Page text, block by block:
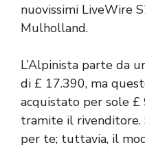
nuovissimi LiveWire
Mulholland.
L’Alpinista parte da
di £ 17.390, ma
acquistato per sole £
tramite il rivenditore.
per te; tuttavia, il